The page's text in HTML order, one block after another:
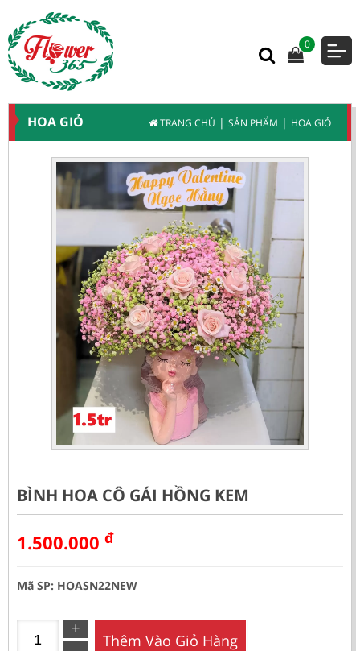
0
HOA GIỎ TRANG CHỦ | SẢN PHẨM | HOA GIỎ
BÌNH HOA CÔ GÁI HỒNG KEM
1.500.000 đ
Mã SP: HOASN22NEW
Thêm Vào Giỏ Hàng